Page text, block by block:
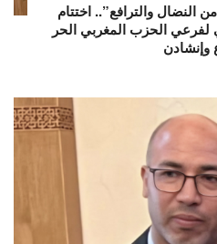
والترافع”.. اختتام
لفرعي الحزب المغربي الحر
وإنشادن